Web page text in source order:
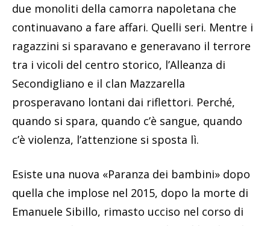
due monoliti della camorra napoletana che
continuavano a fare affari. Quelli seri. Mentre i
ragazzini si sparavano e generavano il terrore
tra i vicoli del centro storico, l’Alleanza di
Secondigliano e il clan Mazzarella
prosperavano lontani dai riflettori. Perché,
quando si spara, quando c’è sangue, quando
c’è violenza, l’attenzione si sposta lì.
Esiste una nuova «Paranza dei bambini» dopo
quella che implose nel 2015, dopo la morte di
Emanuele Sibillo, rimasto ucciso nel corso di